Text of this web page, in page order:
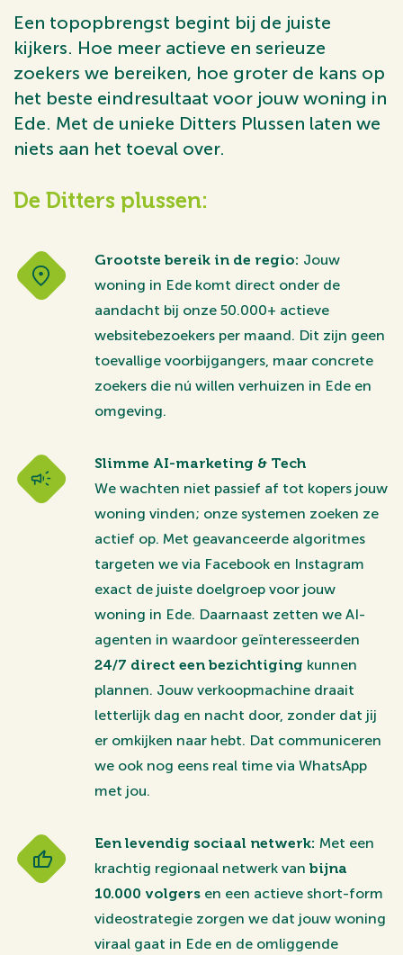
Een topopbrengst begint bij de juiste
kijkers. Hoe meer actieve en serieuze
zoekers we bereiken, hoe groter de kans op
het beste eindresultaat voor jouw woning in
Ede. Met de unieke Ditters Plussen laten we
niets aan het toeval over.
De Ditters plussen:
Grootste bereik in de regio: Jouw
woning in Ede komt direct onder de
aandacht bij onze 50.000+ actieve
websitebezoekers per maand. Dit zijn geen
toevallige voorbijgangers, maar concrete
zoekers die nú willen verhuizen in Ede en
omgeving.
Slimme AI-marketing & Tech
We wachten niet passief af tot kopers jouw
woning vinden; onze systemen zoeken ze
actief op. Met geavanceerde algoritmes
targeten we via Facebook en Instagram
exact de juiste doelgroep voor jouw
woning in Ede. Daarnaast zetten we AI-
agenten in waardoor geïnteresseerden
24/7 direct een bezichtiging kunnen
plannen. Jouw verkoopmachine draait
letterlijk dag en nacht door, zonder dat jij
er omkijken naar hebt. Dat communiceren
we ook nog eens real time via WhatsApp
met jou.
Een levendig sociaal netwerk: Met een
krachtig regionaal netwerk van bijna
10.000 volgers en een actieve short-form
videostrategie zorgen we dat jouw woning
viraal gaat in Ede en de omliggende